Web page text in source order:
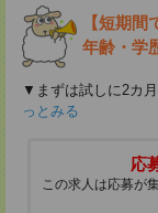
【短期間
年齢・学
▼まずは試しに2カ
っとみる
応
この求人は応募が